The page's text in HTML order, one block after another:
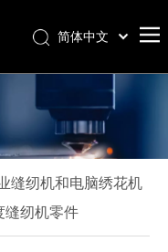
简体中文
Tiếng Việt
한국어
Pусский
缝纫机和电脑绣花机
缝纫机零件